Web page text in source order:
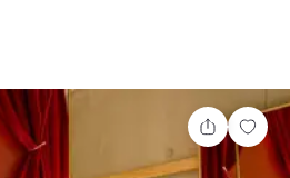
Partager